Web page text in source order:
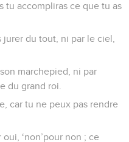
tu accompliras ce que tu as
du tout, ni par le ciel,
marchepied, ni par
du grand roi.
car tu ne peux pas rendre
‘non’pour non ; ce